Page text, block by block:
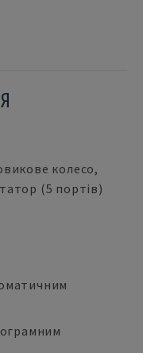
колесо,
(5 портів)